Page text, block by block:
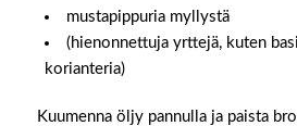
mustapippuria myllystä
(hienonnettuja yrttejä, kuten
korianteria)
Kuumenna öljy pannulla ja paista